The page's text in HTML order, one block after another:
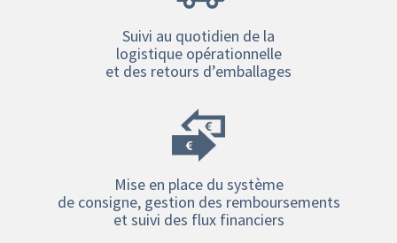
Suivi au quotidien de la
logistique opérationnelle
et des retours d’emballages
Mise en place du système
de consigne, gestion des remboursements
et suivi des flux financiers